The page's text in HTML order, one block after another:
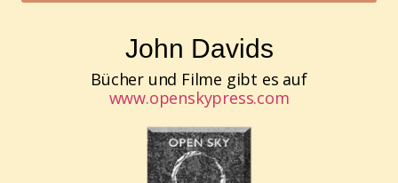
John Davids
Bücher und Filme gibt es auf
www.openskypress.com